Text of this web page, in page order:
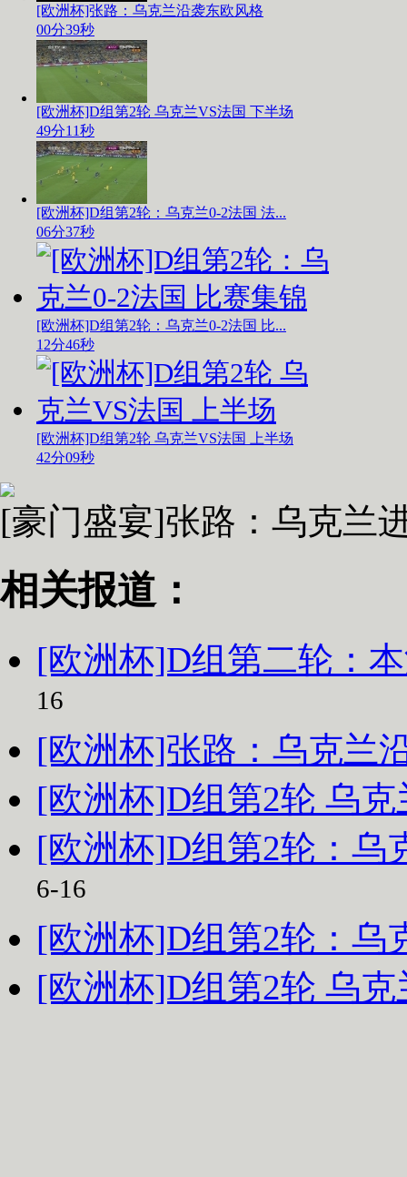
[欧洲杯]张路：乌克兰沿袭东欧风格
00分39秒
[欧洲杯]D组第2轮 乌克兰VS法国 下半场
49分11秒
[欧洲杯]D组第2轮：乌克兰0-2法国 法...
06分37秒
[欧洲杯]D组第2轮：乌克兰0-2法国 比...
12分46秒
[欧洲杯]D组第2轮 乌克兰VS法国 上半场
42分09秒
[豪门盛宴]张路：乌克兰
相关报道：
[欧洲杯]D组第二轮：
16
[欧洲杯]张路：乌克兰
[欧洲杯]D组第2轮 乌
[欧洲杯]D组第2轮：乌
6-16
[欧洲杯]D组第2轮：乌
[欧洲杯]D组第2轮 乌